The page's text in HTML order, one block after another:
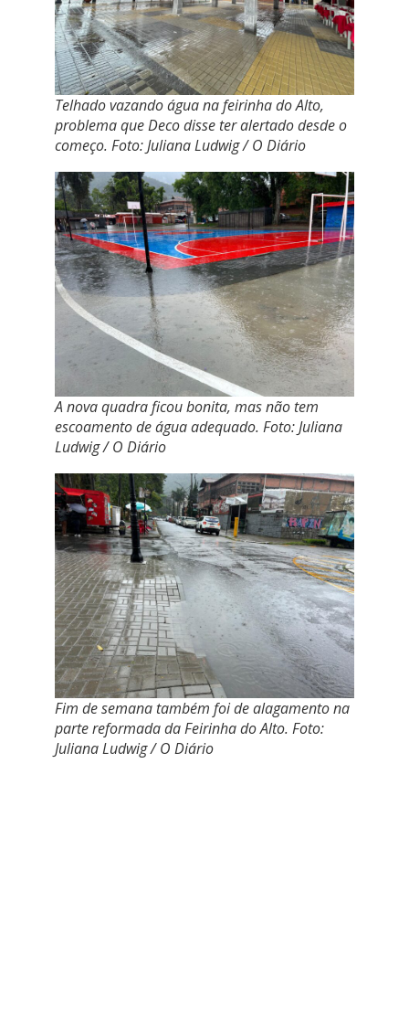
Telhado vazando água na feirinha do Alto,
problema que Deco disse ter alertado desde o
começo. Foto: Juliana Ludwig / O Diário
A nova quadra ficou bonita, mas não tem
escoamento de água adequado. Foto: Juliana
Ludwig / O Diário
Fim de semana também foi de alagamento na
parte reformada da Feirinha do Alto. Foto:
Juliana Ludwig / O Diário